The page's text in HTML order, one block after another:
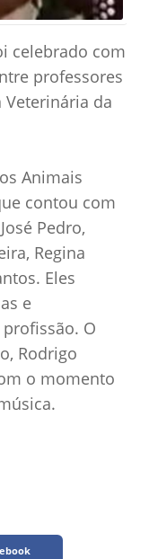
celebrado com
professores
da
Animais
contou com
Pedro,
Regina
Eles
e
O
Rodrigo
o momento